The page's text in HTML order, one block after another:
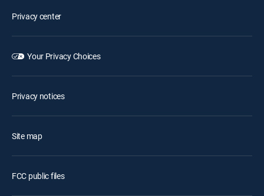
Privacy center
Your Privacy Choices
Privacy notices
Site map
FCC public files